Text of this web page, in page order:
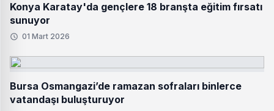
Konya Karatay'da gençlere 18 branşta eğitim fırsatı
sunuyor
01 Mart 2026
Bursa Osmangazi’de ramazan sofraları binlerce
vatandaşı buluşturuyor